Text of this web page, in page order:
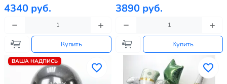
4340 руб.
Купить
3890 руб.
Купить
ВАША НАДПИСЬ